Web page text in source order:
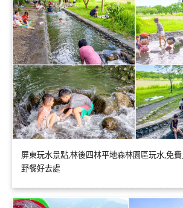
屏東玩水景點,林後四林平地森林園區玩水,免
野餐好去處